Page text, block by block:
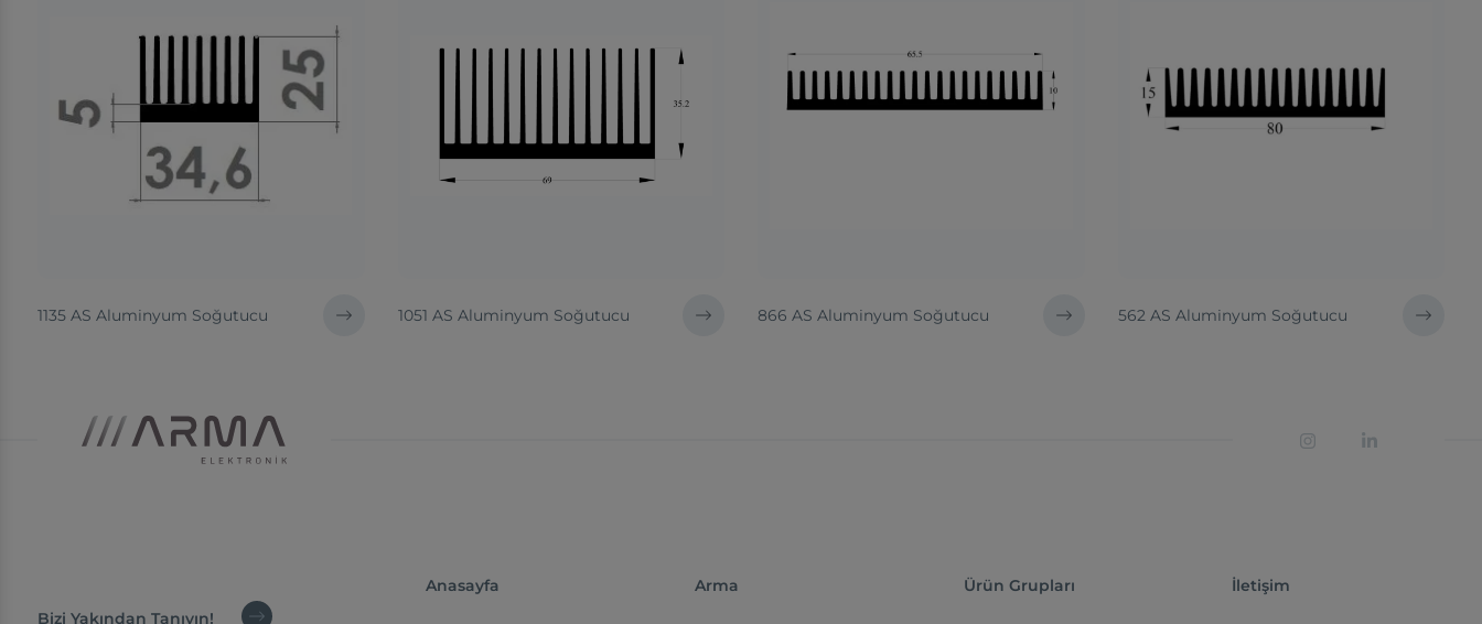
1135 AS Aluminyum Soğutucu 1051 AS Aluminyum Soğutucu 866 AS Aluminyum Soğutucu 562 AS Aluminyum Soğutucu
Bizi Yakından Tanıyın!
Anasayfa Arma Ürün Grupları İletişim